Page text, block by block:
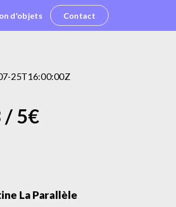
d'objets Contact
25T16:00:00Z
/ 5€
La Parallèle